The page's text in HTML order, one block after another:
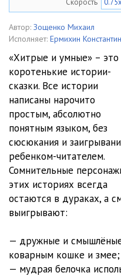
05. Ещё одна умная белка
06. Интересно придумала
Автор: Зощенко Михаил
Исполняет: Ермихин Константин
«Хитрые и умные» – это
коротенькие истории-
сказки. Все истории
написаны нарочито
простым, абсолютно
понятным языком, без
сюсюкания и
ребенком-читателем.
Сомнительные
этих историях всегда
остаются в дураках, а
выигрывают:
— дружные и
коварным кошке и змее;
— мудрая белочка